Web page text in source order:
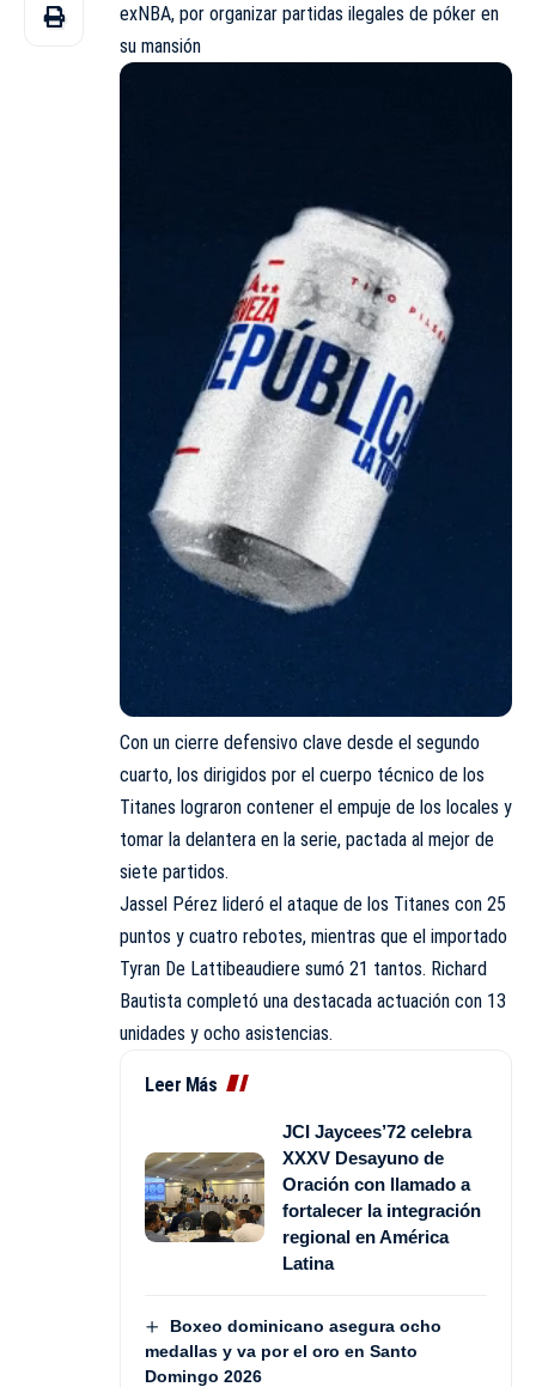
exNBA, por organizar partidas ilegales de póker en
su mansión
Con un cierre defensivo clave desde el segundo
cuarto, los dirigidos por el cuerpo técnico de los
Titanes lograron contener el empuje de los locales y
tomar la delantera en la serie, pactada al mejor de
siete partidos.
Jassel Pérez lideró el ataque de los Titanes con 25
puntos y cuatro rebotes, mientras que el importado
Tyran De Lattibeaudiere sumó 21 tantos. Richard
Bautista completó una destacada actuación con 13
unidades y ocho asistencias.
Leer Más
JCI Jaycees’72 celebra
XXXV Desayuno de
Oración con llamado a
fortalecer la integración
regional en América
Latina
Boxeo dominicano asegura ocho
medallas y va por el oro en Santo
Domingo 2026